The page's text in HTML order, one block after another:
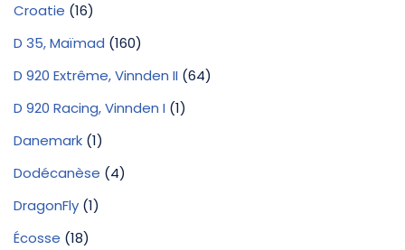
Croatie (16)
D 35, Maïmad (160)
D 920 Extrême, Vinnden II (64)
D 920 Racing, Vinnden I (1)
Danemark (1)
Dodécanèse (4)
DragonFly (1)
Écosse (18)